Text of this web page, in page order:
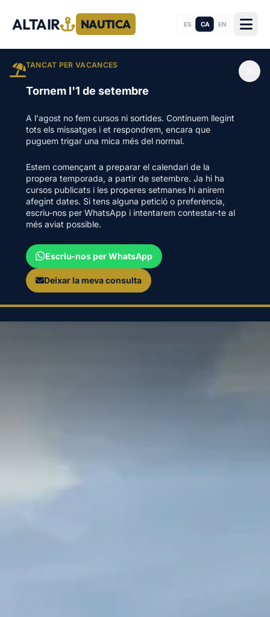
ALTAIR NAUTICA ES CA EN
TANCAT PER VACANCES
Tornem l'1 de setembre
A l'agost no fem cursos ni sortides. Continuem llegint
tots els missatges i et respondrem, encara que
puguem trigar una mica més del normal.
Estem començant a preparar el calendari de la
propera temporada, a partir de setembre. Ja hi ha
cursos publicats i les properes setmanes hi anirem
afegint dates. Si tens alguna petició o preferència,
escriu-nos per WhatsApp i intentarem contestar-te al
més aviat possible.
Escriu-nos per WhatsApp
Deixar la meva consulta